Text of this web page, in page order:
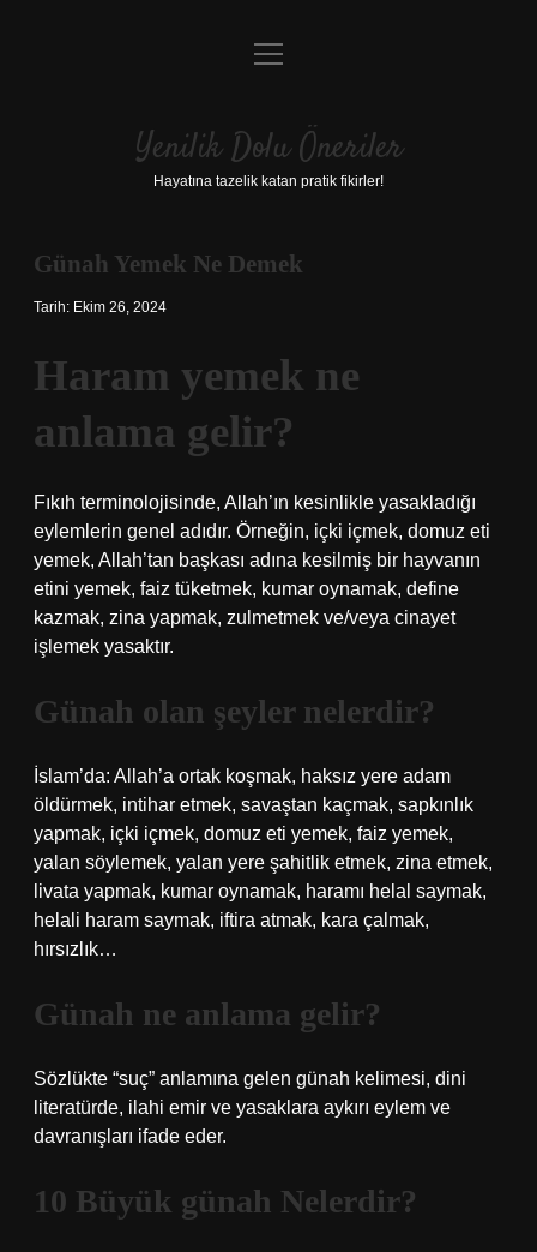
Anasayfa
Yasal Uyarı
menüyü
Yenilik Dolu Öneriler
Hayatına tazelik katan pratik fikirler!
Günah Yemek Ne Demek
Tarih: Ekim 26, 2024
Haram yemek ne
anlama gelir?
Fıkıh terminolojisinde, Allah’ın kesinlikle yasakladığı
eylemlerin genel adıdır. Örneğin, içki içmek, domuz eti
yemek, Allah’tan başkası adına kesilmiş bir hayvanın
etini yemek, faiz tüketmek, kumar oynamak, define
kazmak, zina yapmak, zulmetmek ve/veya cinayet
işlemek yasaktır.
Günah olan şeyler nelerdir?
İslam’da: Allah’a ortak koşmak, haksız yere adam
öldürmek, intihar etmek, savaştan kaçmak, sapkınlık
yapmak, içki içmek, domuz eti yemek, faiz yemek,
yalan söylemek, yalan yere şahitlik etmek, zina etmek,
livata yapmak, kumar oynamak, haramı helal saymak,
helali haram saymak, iftira atmak, kara çalmak,
hırsızlık…
Günah ne anlama gelir?
Sözlükte “suç” anlamına gelen günah kelimesi, dini
literatürde, ilahi emir ve yasaklara aykırı eylem ve
davranışları ifade eder.
10 Büyük günah Nelerdir?